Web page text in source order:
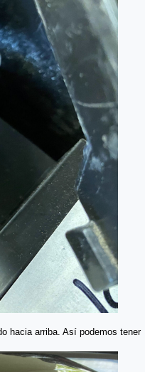
hacia arriba. Así podemos tener